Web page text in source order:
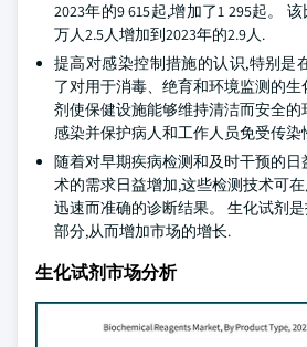
2023年的9 615起,增加了1 295起。
万人2.5人增加到2023年的2.9人.
提高对感染控制措施的认识,特别是
了对用于消毒、绝育和环境监测的
剂使保健设施能够维持清洁而安全
感染并保护病人和工作人员免受传染
随着对早期疾病检测和及时干预的
术的需求日益增加,这些检测技术可
迅速而准确的诊断结果。 生化试剂
部分,从而增加市场的增长.
生化试剂市场分析